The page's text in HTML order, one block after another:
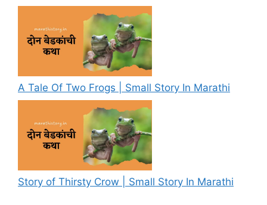
A Tale Of Two Frogs | Small Story In Marathi
Story of Thirsty Crow | Small Story In Marathi